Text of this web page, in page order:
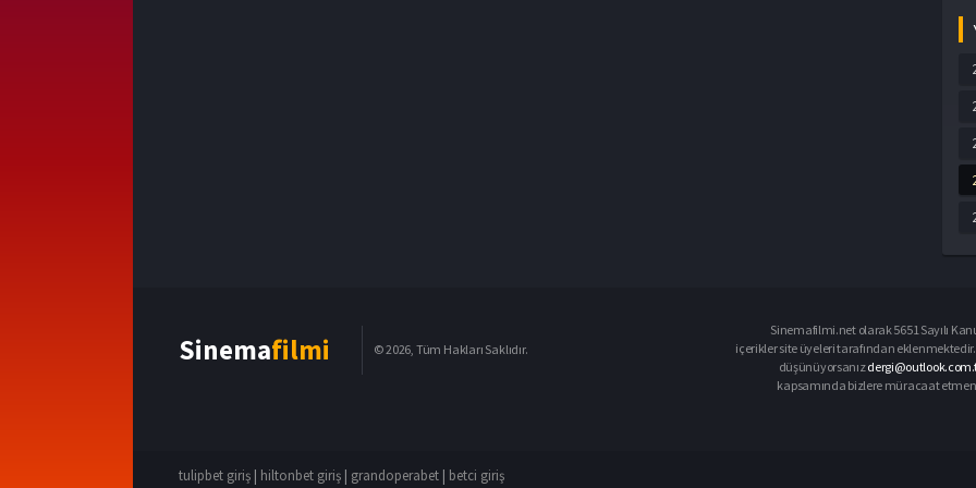
Sinemafilmi © 2026, Tüm Hakları Saklıdır.
Sinemafilmi.net olarak 5651 Sayılı
içerikler site üyeleri tarafından
düşünüyorsanız
kapsamında bizlere müracaat
tulipbet giriş | hiltonbet giriş | grandoperabet | betci giriş